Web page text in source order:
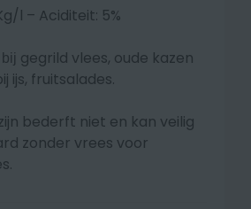
l – Aciditeit: 5%
gegrild vlees, oude kazen
ijs, fruitsalades.
bederft niet en kan veilig
zonder vrees voor